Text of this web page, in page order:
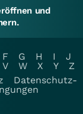
und
F G H I
J
V W X Y
Z
Datenschutz-